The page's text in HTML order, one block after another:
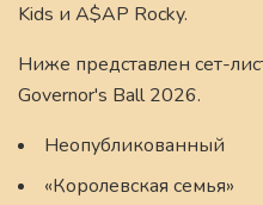
Kids и A$AP Rocky.
Ниже представлен сет-
Governor's Ball 2026.
Неопубликованный
«Королевская семья»